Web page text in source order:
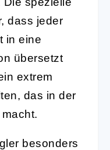
dass jeder
in eine
übersetzt
extrem
das in der
besonders